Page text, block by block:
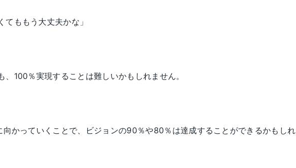
てももう大丈夫かな」
、100％実現することは難しいかもしれません。
向かっていくことで、ビジョンの90％や80％は達成することができるかもしれ